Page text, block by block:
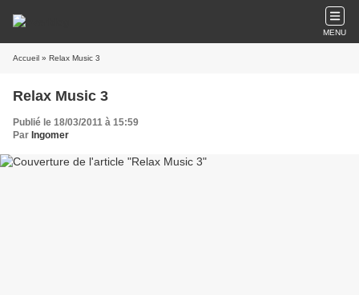
MENU
Accueil » Relax Music 3
Relax Music 3
Publié le 18/03/2011 à 15:59
Par Ingomer